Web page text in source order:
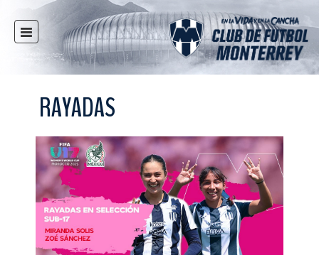
INICIO
NOTICIAS
RAYADOS
RAYADAS
FUERZAS BÁSICAS
RESPONSABILIDAD SOCIAL
TAQUILLA
RAYADAS